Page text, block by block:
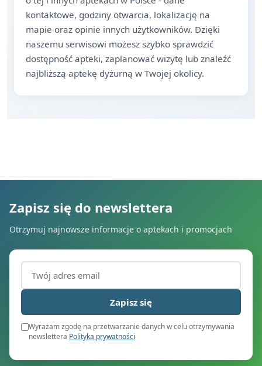
kontaktowe, godziny otwarcia, lokalizację na
mapie oraz opinie innych użytkowników. Dzięki
naszemu serwisowi możesz szybko sprawdzić
dostępność apteki, zaplanować wizytę lub znaleźć
najbliższą aptekę dyżurną w Twojej okolicy.
Zapisz się do newslettera
Otrzymuj najnowsze informacje o aptekach i promocjach
Adres email (wymagany)
Zapisz się
Wyrażam zgodę na przetwarzanie danych w celu otrzymywania
newslettera Polityka prywatności